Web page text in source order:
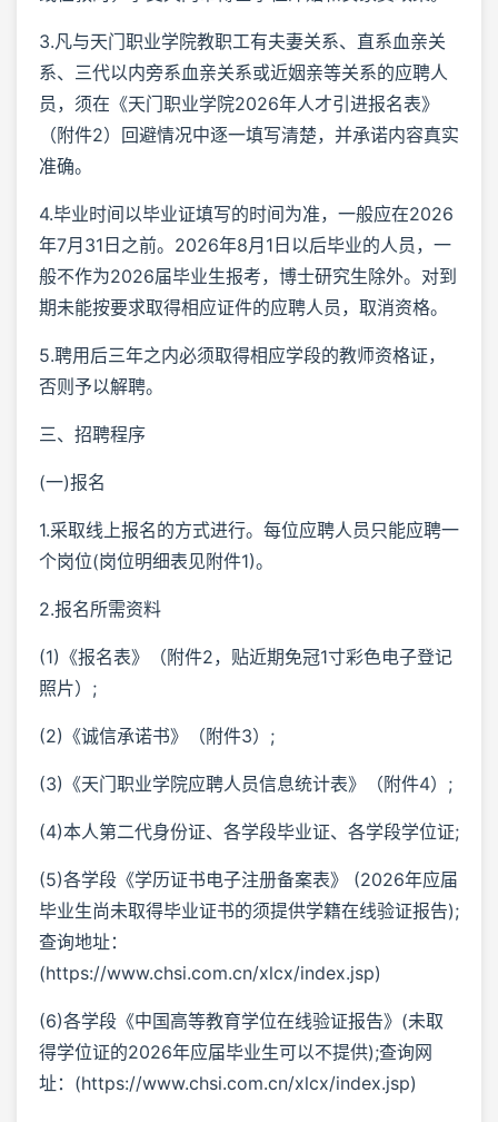
3.凡与天门职业学院教职工有夫妻关系、直系血亲关
系、三代以内旁系血亲关系或近姻亲等关系的应聘人
员，须在《天门职业学院2026年人才引进报名表》
（附件2）回避情况中逐一填写清楚，并承诺内容真实
准确。
4.毕业时间以毕业证填写的时间为准，一般应在2026
年7月31日之前。2026年8月1日以后毕业的人员，一
般不作为2026届毕业生报考，博士研究生除外。对到
期未能按要求取得相应证件的应聘人员，取消资格。
5.聘用后三年之内必须取得相应学段的教师资格证，
否则予以解聘。
三、招聘程序
(一)报名
1.采取线上报名的方式进行。每位应聘人员只能应聘一
个岗位(岗位明细表见附件1)。
2.报名所需资料
(1)《报名表》（附件2，贴近期免冠1寸彩色电子登记
照片）;
(2)《诚信承诺书》（附件3）;
(3)《天门职业学院应聘人员信息统计表》（附件4）;
(4)本人第二代身份证、各学段毕业证、各学段学位证;
(5)各学段《学历证书电子注册备案表》 (2026年应届
毕业生尚未取得毕业证书的须提供学籍在线验证报告);
查询地址：
(https://www.chsi.com.cn/xlcx/index.jsp)
(6)各学段《中国高等教育学位在线验证报告》(未取
得学位证的2026年应届毕业生可以不提供);查询网
址：(https://www.chsi.com.cn/xlcx/index.jsp)